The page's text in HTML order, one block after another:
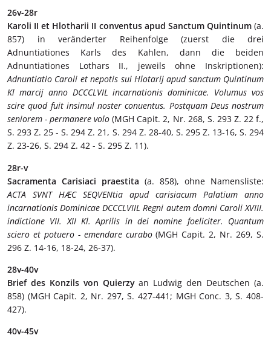
26v-28r
Karoli II et Hlotharii II conventus apud Sanctum Quintinum(a.
857) in veränderter Reihenfolge (zuerst die drei
Adnuntiationes Karls des Kahlen, dann die beiden
Adnuntiationes Lothars II., jeweils ohne Inskriptionen):
Adnuntiatio Caroli et nepotis sui Hlotarij apud sanctum Quintinum
Kl marcij anno DCCCLVIL incarnationis dominicae. Volumus vos
scire quod fuit insimul noster conuentus. Postquam Deus nostrum
seniorem - permanere volo (MGH Capit. 2, Nr. 268, S. 293 Z. 22 f.,
S. 293 Z. 25 - S. 294 Z. 21, S. 294 Z. 28-40, S. 295 Z. 13-16, S. 294
Z. 23-26, S. 294 Z. 42 - S. 295 Z. 11).
28r-v
Sacramenta Carisiaci praestita (a. 858), ohne Namensliste:
ACTA SVNT HӔC SEQVENtia apud carisiacum Palatium anno
incarnationis Dominicae DCCCLVIIL Regni autem domni Caroli XVIII.
indictione VII. XII Kl. Aprilis in dei nomine foeliciter. Quantum
sciero et potuero - emendare curabo(MGH Capit. 2, Nr. 269, S.
296 Z. 14-16, 18-24, 26-37).
28v-40v
Brief des Konzils von Quierzyan Ludwig den Deutschen (a.
858) (MGH Capit. 2, Nr. 297, S. 427-441; MGH Conc. 3, S. 408-
427).
40v-45v